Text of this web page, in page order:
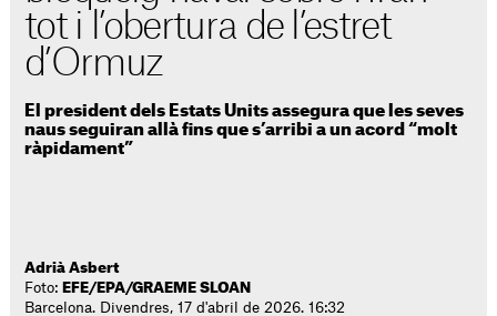
tot i l’obertura de l’estret
d’Ormuz
El president dels Estats Units assegura que les seves
naus seguiran allà fins que s’arribi a un acord “molt
ràpidament”
Adrià Asbert
Foto: EFE/EPA/GRAEME SLOAN
Barcelona. Divendres, 17 d'abril de 2026. 16:32